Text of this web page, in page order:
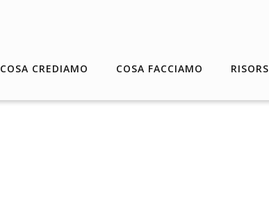
COSA CREDIAMO COSA FACCIAMO